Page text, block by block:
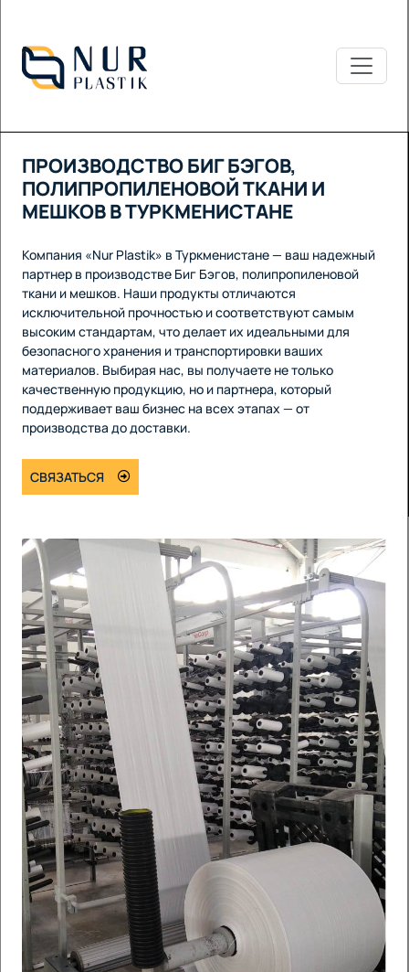
ПРОИЗВОДСТВО БИГ БЭГОВ,
ПОЛИПРОПИЛЕНОВОЙ ТКАНИ И
МЕШКОВ В ТУРКМЕНИСТАНЕ
Компания «Nur Plastik» в Туркменистане — ваш надежный
партнер в производстве Биг Бэгов, полипропиленовой
ткани и мешков. Наши продукты отличаются
исключительной прочностью и соответствуют самым
высоким стандартам, что делает их идеальными для
безопасного хранения и транспортировки ваших
материалов. Выбирая нас, вы получаете не только
качественную продукцию, но и партнера, который
поддерживает ваш бизнес на всех этапах — от
производства до доставки.
СВЯЗАТЬСЯ